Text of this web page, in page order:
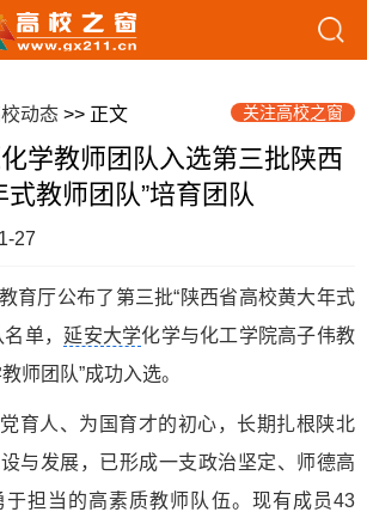
动态 >> 正文 关注高校之窗
学教师团队入选第三批陕西
式教师团队”培育团队
27
育厅公布了第三批“陕西省高校黄大年式
单， 延安大学化学与化工学院高子伟教
师团队”成功入选。
育人、为国育才的初心，长期扎根陕北
与发展，已形成一支政治坚定、师德高
于担当的高素质教师队伍。现有成员43